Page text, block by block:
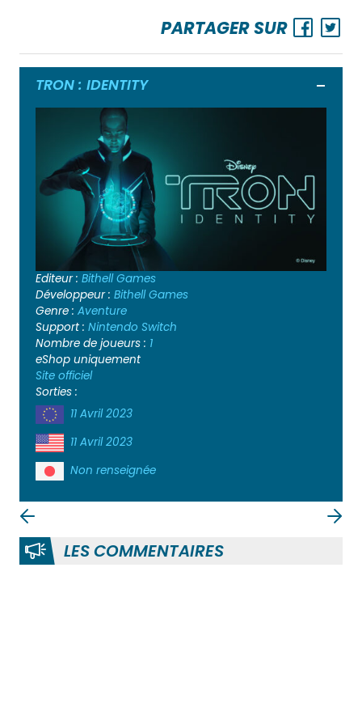
PARTAGER SUR
TRON : IDENTITY
Editeur : Bithell Games
Développeur : Bithell Games
Genre : Aventure
Support : Nintendo Switch
Nombre de joueurs : 1
eShop uniquement
Site officiel
Sorties :
11 Avril 2023
11 Avril 2023
Non renseignée
LES COMMENTAIRES